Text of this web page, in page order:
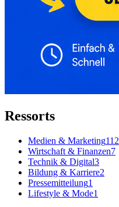
Ressorts
Medien & Marketing112
Wirtschaft & Finanzen7
Technik & Digital3
Bildung & Karriere2
Pressemitteilung1
Lifestyle & Mode1